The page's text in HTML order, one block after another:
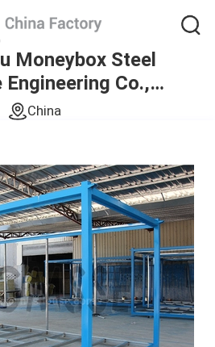
Moneybox Steel
Co.,
Ltd.
China